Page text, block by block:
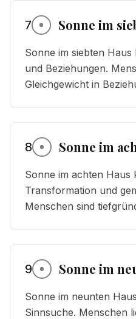
7 Sonne im
Sonne im siebten
und Beziehungen.
Gleichgewicht in
8 Sonne im
Sonne im achten
Transformation und
Menschen sind
9 Sonne im
Sonne im neunten
Sinnsuche. Menschen